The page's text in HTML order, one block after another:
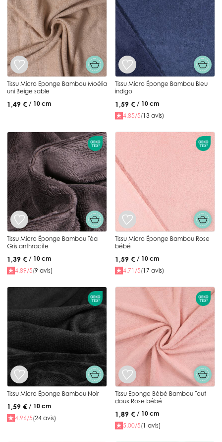
Tissu Micro Eponge Bambou Moélia
uni Beige sable
1,49 € / 10 cm
Tissu Micro Éponge Bambou Bleu
indigo
1,59 € / 10 cm
4.85/5(13 avis)
Tissu Micro Éponge Bambou Téa
Gris anthracite
1,39 € / 10 cm
4.89/5(9 avis)
Tissu Micro Éponge Bambou Rose
bébé
1,59 € / 10 cm
4.71/5(17 avis)
Tissu Micro Éponge Bambou Noir
1,59 € / 10 cm
4.96/5(24 avis)
Tissu Eponge Bébé Bambou Tout
doux Rose bébé
1,89 € / 10 cm
5.00/5(1 avis)